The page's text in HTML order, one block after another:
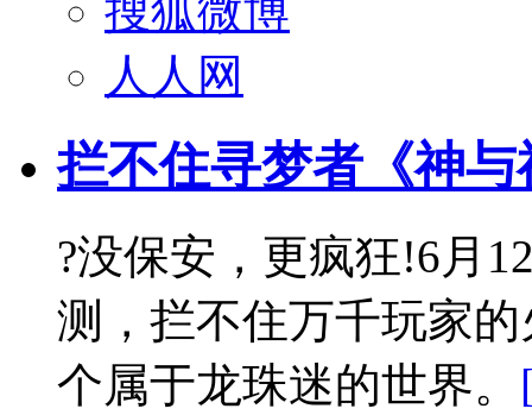
搜狐微博
人人网
拦不住寻梦者《神
?没保安，更疯狂!6月
测，拦不住万千玩家
个属于龙珠迷的世界。